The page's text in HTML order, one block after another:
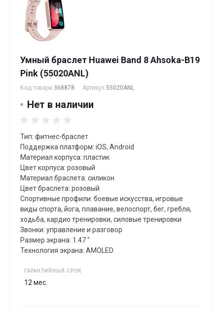
Умный браслет Huawei Band 8 Ahsoka-B19
Pink (55020ANL)
Код товара 368878 Артикул 55020ANL
Нет в наличии
Тип: фитнес-браслет
Поддержка платформ: iOS, Android
Материал корпуса: пластик
Цвет корпуса: розовый
Материал браслета: силикон
Цвет браслета: розовый
Спортивные профили: боевые искусства, игровые
виды спорта, йога, плавание, велоспорт, бег, гребля,
xодьба, кардио тренировки, силовые тренировки
Звонки: управление и разговор
Размер экрана: 1.47 "
Технология экрана: AMOLED
ГАРАНТИЙНЫЙ СРОК
12 мес.